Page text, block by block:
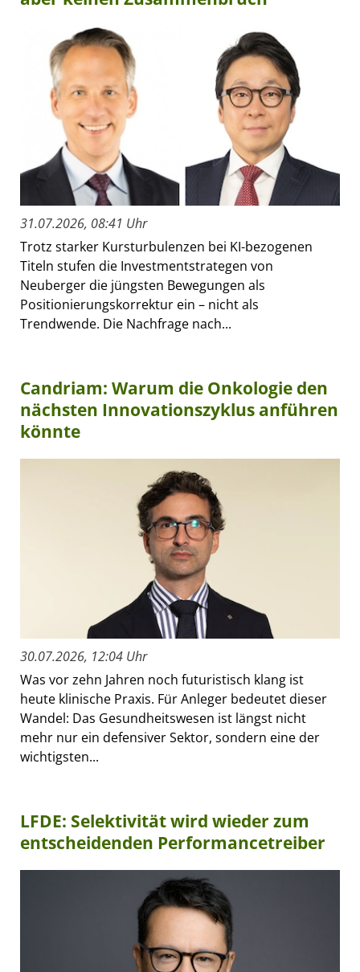
31.07.2026, 08:41 Uhr
Trotz starker Kursturbulenzen bei KI-bezogenen
Titeln stufen die Investmentstrategen von
Neuberger die jüngsten Bewegungen als
Positionierungskorrektur ein – nicht als
Trendwende. Die Nachfrage nach...
Candriam: Warum die Onkologie den
nächsten Innovationszyklus anführen
könnte
30.07.2026, 12:04 Uhr
Was vor zehn Jahren noch futuristisch klang ist
heute klinische Praxis. Für Anleger bedeutet dieser
Wandel: Das Gesundheitswesen ist längst nicht
mehr nur ein defensiver Sektor, sondern eine der
wichtigsten...
LFDE: Selektivität wird wieder zum
entscheidenden Performancetreiber